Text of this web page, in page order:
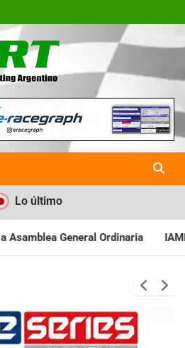
| La Revista
Karting en
Lo último
IAME SERIES ARGENTINA: